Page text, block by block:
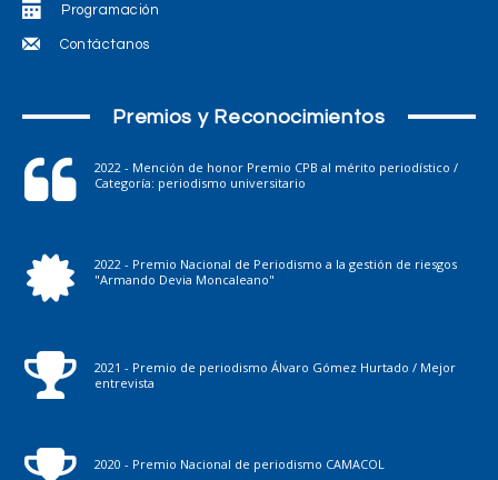
Programación
Contáctanos
Premios y Reconocimientos
2022 - Mención de honor Premio CPB al mérito periodístico /
Categoría: periodismo universitario
2022 - Premio Nacional de Periodismo a la gestión de riesgos
"Armando Devia Moncaleano"
2021 - Premio de periodismo Álvaro Gómez Hurtado / Mejor
entrevista
2020 - Premio Nacional de periodismo CAMACOL